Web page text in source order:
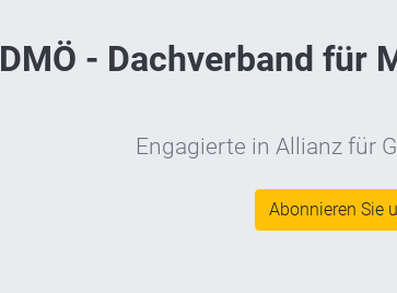
DMÖ - Dachverband für
Engagierte in Allianz für
Abonnieren Sie